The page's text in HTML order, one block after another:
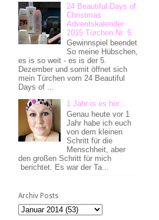
24 Beautiful Days of
Christmas
Adventskalender
2015 Türchen Nr. 5
Gewinnspiel beendet
So meine Hübschen,
es is so weit - es is der 5.
Dezember und somit öffnet sich
mein Türchen vom 24 Beautiful
Days of ...
1 Jahr is es her...
Genau heute vor 1
Jahr habe ich euch
von dem kleinen
Schritt für die
Menschheit, aber
den großen Schritt für mich
berichtet. Es war der Ta...
Archiv Posts